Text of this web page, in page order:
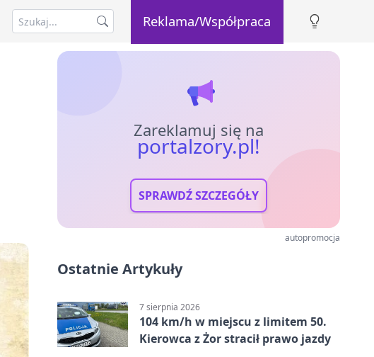
Reklama/Współpraca
Zareklamuj się na
portalzory.pl!
SPRAWDŹ SZCZEGÓŁY
autopromocja
Ostatnie Artykuły
7 sierpnia 2026
104 km/h w miejscu z limitem 50.
Kierowca z Żor stracił prawo jazdy